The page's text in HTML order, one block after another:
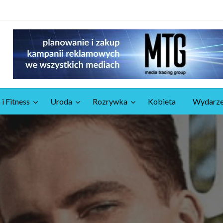
Fitness Uroda Rozrywka Kobieta